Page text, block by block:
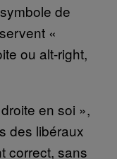
de
«
ou alt-right,
droite en soi »,
des libéraux
correct, sans